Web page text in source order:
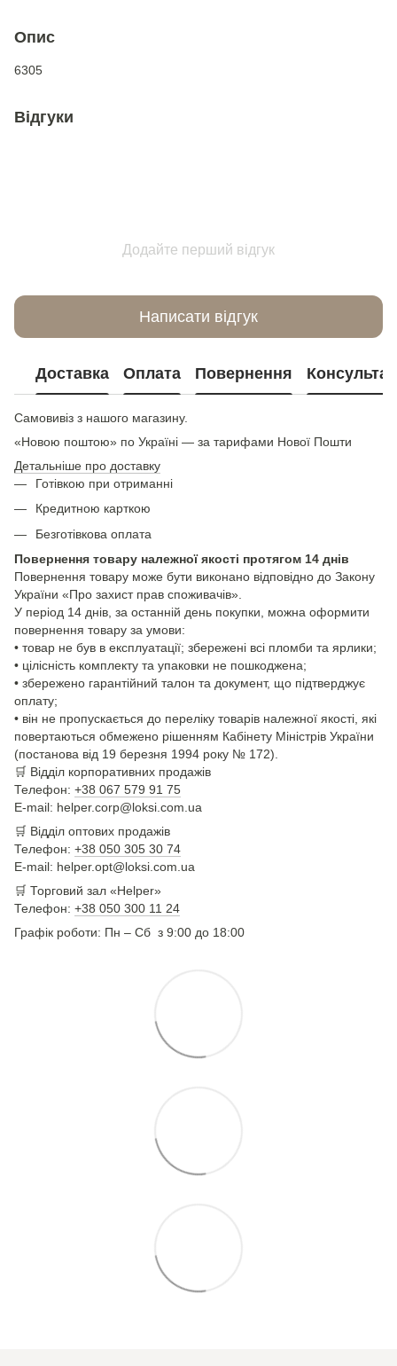
Опис
6305
Відгуки
Додайте перший відгук
Написати відгук
Доставка Оплата Повернення
Самовивіз з нашого магазину.
«Новою поштою» по Україні — за тарифами Нової Пошти
Детальніше про доставку
Готівкою при отриманні
Кредитною карткою
Безготівкова оплата
Повернення товару належної якості протягом 14 днів
Повернення товару може бути виконано відповідно до Закону
України «Про захист прав споживачів».
У період 14 днів, за останній день покупки, можна оформити
повернення товару за умови:
• товар не був в експлуатації; збережені всі пломби та ярлики;
• цілісність комплекту та упаковки не пошкоджена;
• збережено гарантійний талон та документ, що підтверджує
оплату;
• він не пропускається до переліку товарів належної якості, які
повертаються обмежено рішенням Кабінету Міністрів України
(постанова від 19 березня 1994 року № 172).
🛒 Відділ корпоративних продажів
Телефон: +38 067 579 91 75
E-mail: helper.corp@loksi.com.ua
🛒 Відділ оптових продажів
Телефон: +38 050 305 30 74
E-mail: helper.opt@loksi.com.ua
🛒 Торговий зал «Helper»
Телефон: +38 050 300 11 24
Графік роботи: Пн – Сб з 9:00 до 18:00